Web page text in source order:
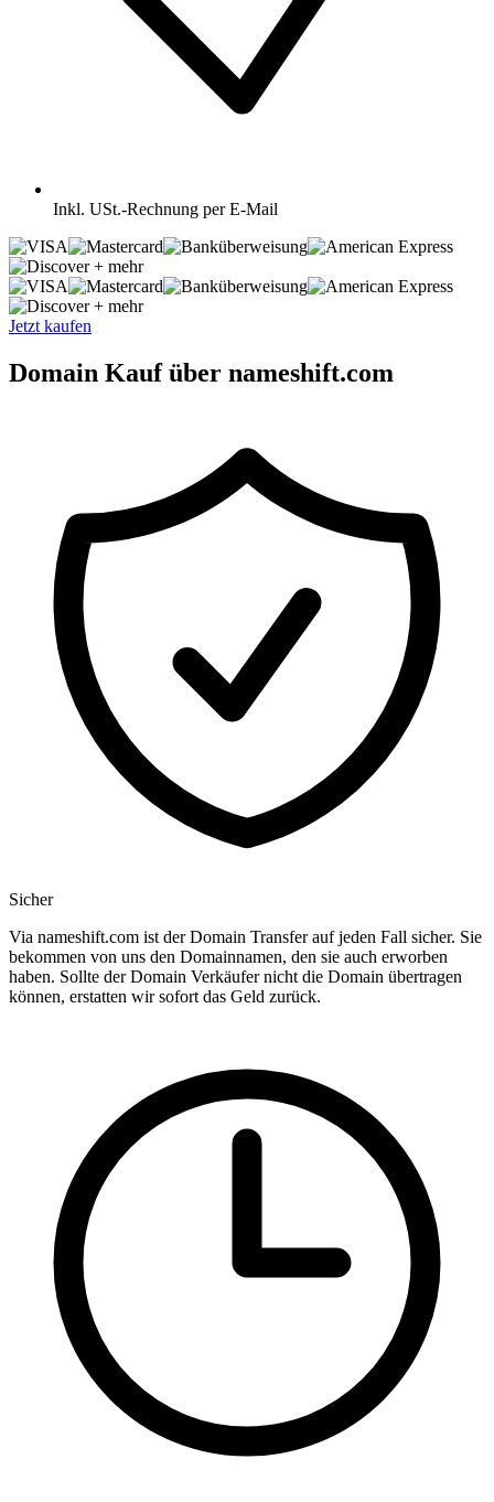
Inkl. USt.-Rechnung per E-Mail
+ mehr
+ mehr
Jetzt kaufen
Domain Kauf über nameshift.com
Sicher
Via nameshift.com ist der Domain Transfer auf jeden Fall sicher. Sie
bekommen von uns den Domainnamen, den sie auch erworben
haben. Sollte der Domain Verkäufer nicht die Domain übertragen
können, erstatten wir sofort das Geld zurück.